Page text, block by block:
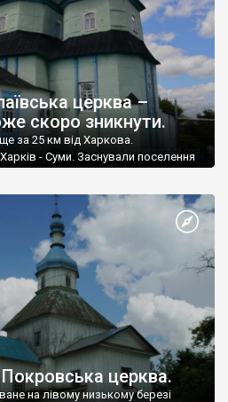
церква –
скоро зникнути.
за 25 км від Харкова.
- Суми. Заснували поселення
церква.
на лівому низькому березі